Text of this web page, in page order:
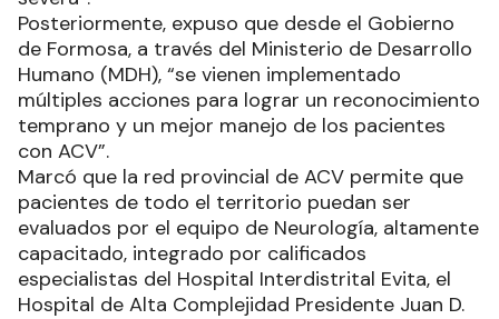
Posteriormente, expuso que desde el Gobierno
de Formosa, a través del Ministerio de Desarrollo
Humano (MDH), “se vienen implementado
múltiples acciones para lograr un reconocimiento
temprano y un mejor manejo de los pacientes
con ACV”.
Marcó que la red provincial de ACV permite que
pacientes de todo el territorio puedan ser
evaluados por el equipo de Neurología, altamente
capacitado, integrado por calificados
especialistas del Hospital Interdistrital Evita, el
Hospital de Alta Complejidad Presidente Juan D.